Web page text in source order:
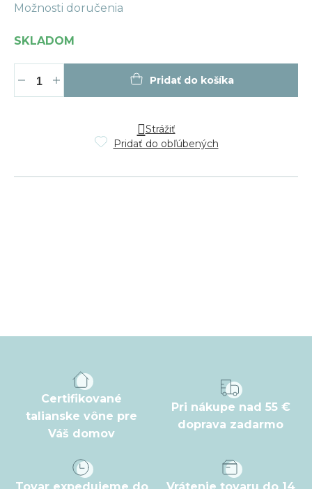
SKLADOM
Možnosti doručenia
Pridať do košíka
Strážiť
Pridať do obľúbených
á
Certifikované
talianske vône pre
Váš domov
Pri nákupe nad 55 €
doprava zadarmo